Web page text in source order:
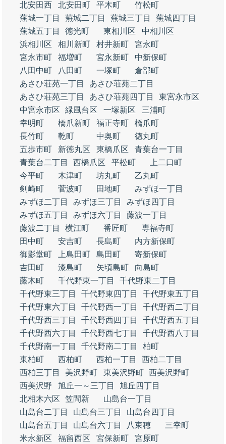
北安田西
北安田町 平木町
竹松町
蕪城一丁目
蕪城二丁目 蕪城三丁目
蕪城四丁目
蕪城五丁目
徳光町 東相川区
中相川区
浜相川区
相川新町 村井新町
宮永町
宮永市町
福増町 宮永新町
中新保町
八田中町
八田町 一塚町
倉部町
あさひ荘苑一丁目
あさひ荘苑二丁目
あさひ荘苑三丁目
あさひ荘苑四丁目
東宮永市区
中宮永市区
緑風台区 一塚新区
三浦町
幸明町
橋爪新町 福正寺町
橋爪町
長竹町
乾町 中奥町
徳丸町
五歩市町
新徳丸区 東橋爪区
青葉台一丁目
青葉台二丁目
西橋爪区 平松町
上二口町
今平町
木津町 坊丸町
乙丸町
剣崎町
菅波町 田地町
みずほ一丁目
みずほ二丁目
みずほ三丁目
みずほ四丁目
みずほ五丁目
みずほ六丁目
藤波一丁目
藤波二丁目
横江町 番匠町
専福寺町
田中町
安吉町 長島町
内方新保町
御影堂町
上島田町 島田町
寄新保町
吉田町
漆島町 矢頃島町
向島町
藤木町
千代野東一丁目
千代野東二丁目
千代野東三丁目
千代野東四丁目
千代野東五丁目
千代野東六丁目
千代野西一丁目
千代野西二丁目
千代野西三丁目
千代野西四丁目
千代野西五丁目
千代野西六丁目
千代野西七丁目
千代野西八丁目
千代野南一丁目
千代野南二丁目
柏町
東柏町
西柏町 西柏一丁目
西柏二丁目
西柏三丁目
美沢野町 東美沢野町 西美沢野町
西美沢野
旭丘一～三丁目
旭丘四丁目
北相木六区
笠間新
山島台一丁目
山島台二丁目
山島台三丁目
山島台四丁目
山島台五丁目
山島台六丁目 八束穂
三幸町
米永新区
福留西区 宮保新町
宮原町